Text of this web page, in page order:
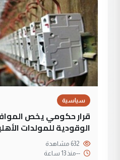
سياسية
قرار حكومي يخص
الوقودية للمولدات
--منذ 13 ساعة